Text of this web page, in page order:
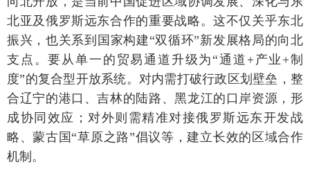
北亚及俄罗斯远东合作的重要战略。这不仅关乎东北
振兴，也关系到国家构建“双循环”新发展格局的向北
支点。要从单一的贸易通道升级为“通道+产业+制
度”的复合型开放系统。对内需打破行政区划壁垒，整
合辽宁的港口、吉林的陆路、黑龙江的口岸资源，形
成协同效应；对外则需精准对接俄罗斯远东开发战
略、蒙古国“草原之路”倡议等，建立长效的区域合作
机制。